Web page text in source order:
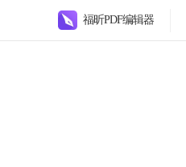
福昕PDF编辑器